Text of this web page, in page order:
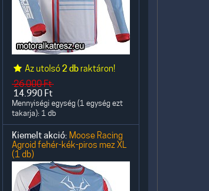
Az utolsó2 db raktáron!
26.000Ft
14.990 Ft
Mennyiségi egység (1 egység ezt
takarja): 1 db
Kiemelt akció: Moose Racing
Agroid fehér-kék-piros mez XL
(1 db)